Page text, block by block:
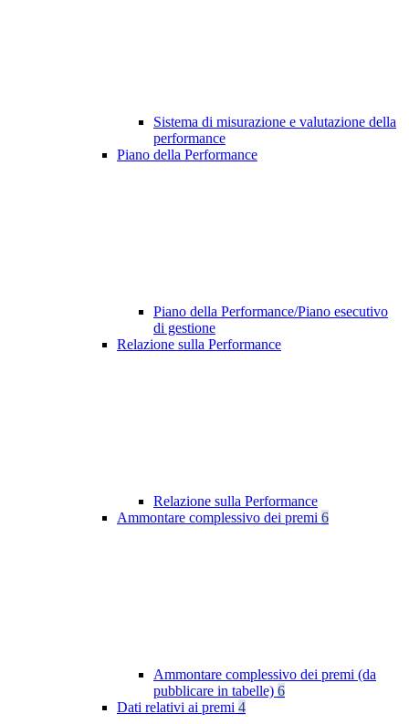
Sistema di misurazione e valutazione della
performance
Piano della Performance
Piano della Performance/Piano esecutivo
di gestione
Relazione sulla Performance
Relazione sulla Performance
Ammontare complessivo dei premi 6
Ammontare complessivo dei premi (da
pubblicare in tabelle) 6
Dati relativi ai premi 4